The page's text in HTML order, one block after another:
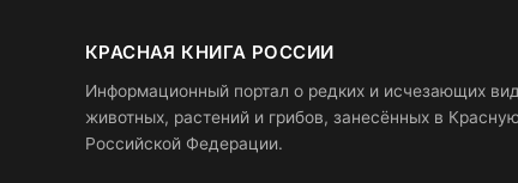
КРАСНАЯ КНИГА РОССИИ
Информационный портал о редких и исчезающих
животных, растений и грибов, занесённых в
Российской Федерации.